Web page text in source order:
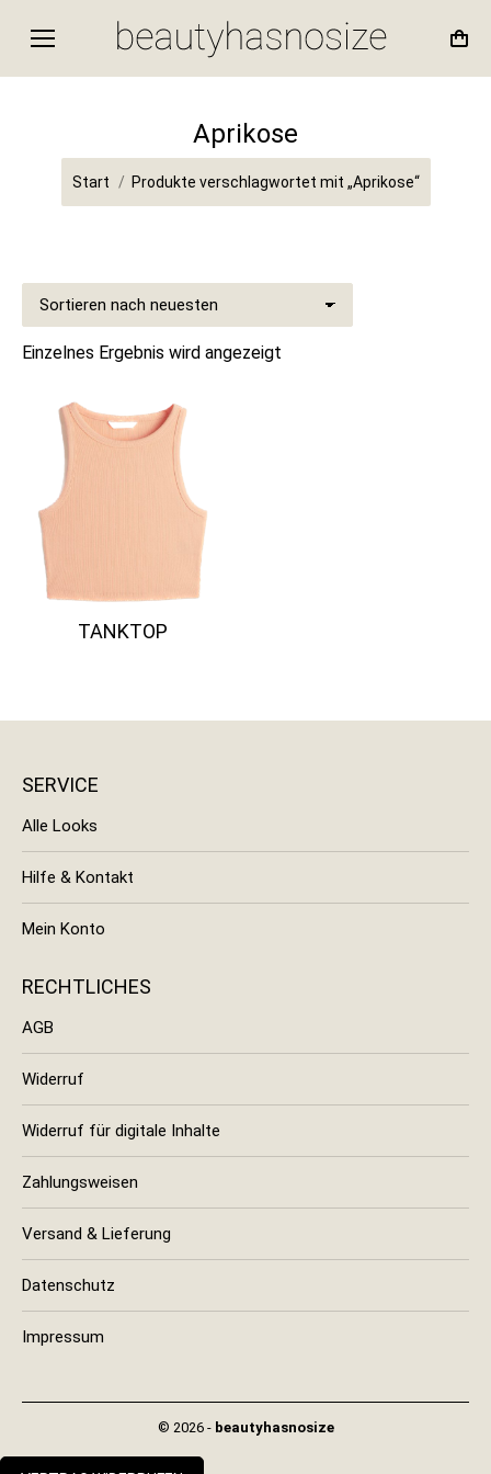
Aprikose
Sie befinden sich hier:
Start Produkte verschlagwortet mit „Aprikose“
Einzelnes Ergebnis wird angezeigt
TANKTOP
SERVICE
Alle Looks
Hilfe & Kontakt
Mein Konto
RECHTLICHES
AGB
Widerruf
Widerruf für digitale Inhalte
Zahlungsweisen
Versand & Lieferung
Datenschutz
Impressum
© 2026 - beautyhasnosize